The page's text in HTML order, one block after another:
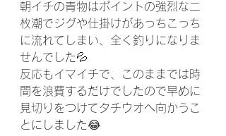
朝イチの青物はポイントの強烈な二
枚潮でジグや仕掛けがあっちこっち
に流れてしまい、全く釣りになりま
せんでした💦
反応もイマイチで、このままでは時
間を浪費するだけでしたので早めに
見切りをつけてタチウオへ向かうこ
とにしました😂